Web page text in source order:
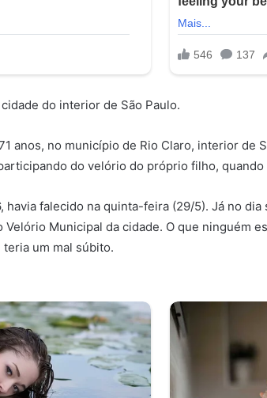
do interior de São Paulo.
anos, no município de Rio Claro, interior de
do velório do próprio filho,
havia falecido na quinta-feira (29/5). Já no
Municipal da cidade. O que ninguém
teria um mal súbito.